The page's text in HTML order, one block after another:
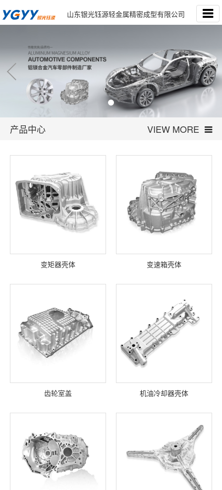
山东银光钰源轻金属精密成型有限公司
产品中心 VIEW MORE
变矩器壳体 变速箱壳体
齿轮室盖 机油冷却器壳体